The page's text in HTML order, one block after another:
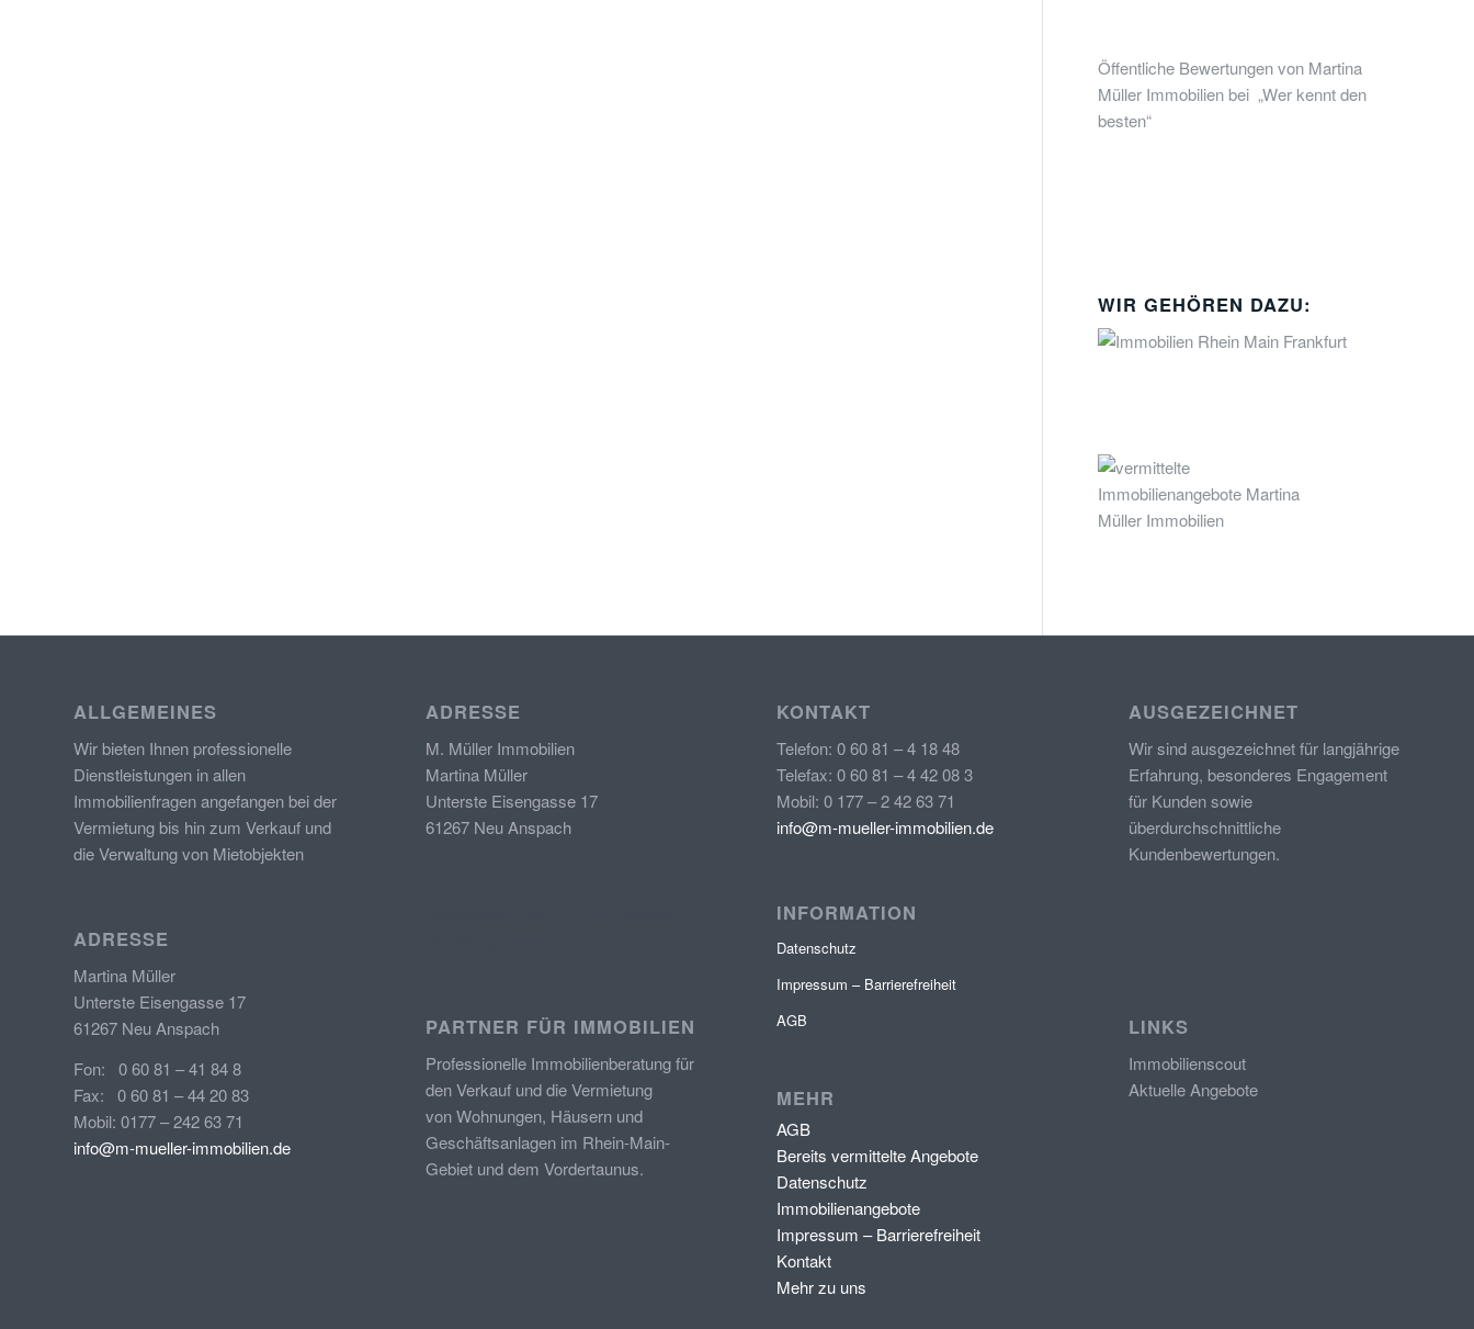
Öffentliche Bewertungen von Martina
Müller Immobilien bei „Wer kennt den
besten“
WIR GEHÖREN DAZU:
ALLGEMEINES
Wir bieten Ihnen professionelle
Dienstleistungen in allen
Immobilienfragen angefangen bei der
Vermietung bis hin zum Verkauf und
die Verwaltung von Mietobjekten
ADRESSE
Martina Müller
Unterste Eisengasse 17
61267 Neu Anspach
Fon: 0 60 81 – 41 84 8
Fax: 0 60 81 – 44 20 83
Mobil: 0177 – 242 63 71
info@m-mueller-immobilien.de
ADRESSE
M. Müller Immobilien
Martina Müller
Unterste Eisengasse 17
61267 Neu Anspach
PARTNER FÜR IMMOBILIEN
Professionelle Immobilienberatungfür
den Verkauf und die Vermietung
vonWohnungen, Häusern und
Geschäftsanlagen im Rhein-Main-
Gebiet und dem Vordertaunus.
KONTAKT
Telefon: 0 60 81 – 4 18 48
Telefax: 0 60 81 – 4 42 08 3
Mobil: 0 177 – 2 42 63 71
info@m-mueller-immobilien.de
INFORMATION
Datenschutz
Impressum – Barrierefreiheit
AGB
MEHR
AGB
Bereits vermittelte Angebote
Datenschutz
Immobilienangebote
Impressum – Barrierefreiheit
Kontakt
Mehr zu uns
AUSGEZEICHNET
Wir sind ausgezeichnet für langjährige
Erfahrung, besonderes Engagement
für Kunden sowie
überdurchschnittliche
Kundenbewertungen.
LINKS
Immobilienscout
Aktuelle Angebote